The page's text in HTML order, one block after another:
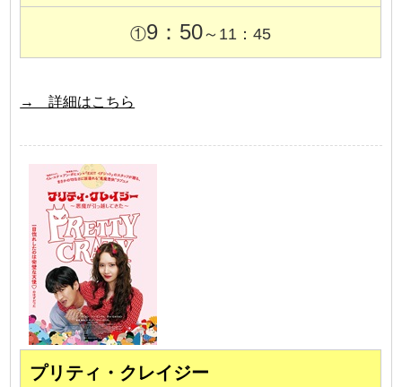
①9：50～11：45
→ 詳細はこちら
プリティ・クレイジー